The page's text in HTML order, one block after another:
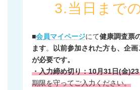
3.当日まで
■会員マイページにて健康調査票
ます。 以前参加された方も、企
が必要です。
・入力締め切り：10月31日(金
期限を守ってご入力ください。